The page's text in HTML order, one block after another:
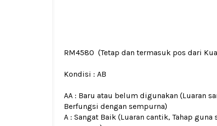
RM4580 (Tetap dan termasuk pos dari
Kondisi : AB
AA : Baru atau belum digunakan (Luaran
Berfungsi dengan sempurna)
A : Sangat Baik (Luaran cantik, Tahap